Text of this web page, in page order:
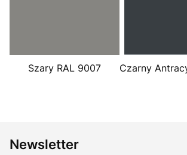
Szary RAL 9007 Czarny
Newsletter